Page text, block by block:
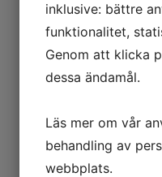
inklusive: bättre
funktionalitet,
Genom att klicka
dessa ändamål.
Läs mer om vår
behandling av
webbplats.